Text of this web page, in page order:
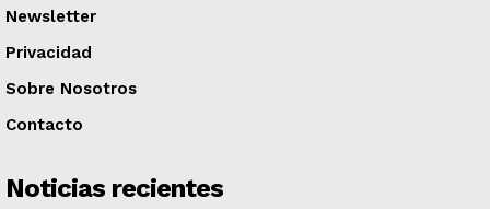
Newsletter
Privacidad
Sobre Nosotros
Contacto
Noticias recientes